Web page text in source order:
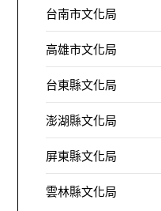
台南市文化局
高雄市文化局
台東縣文化局
澎湖縣文化局
屏東縣文化局
雲林縣文化局